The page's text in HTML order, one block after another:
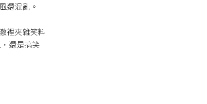
還混亂。
裡夾雜笑料
還是搞笑